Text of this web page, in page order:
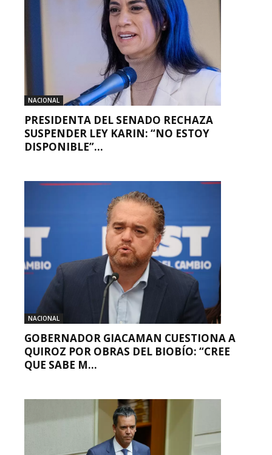
NACIONAL
PRESIDENTA DEL SENADO RECHAZA
SUSPENDER LEY KARIN: “NO ESTOY
DISPONIBLE”...
NACIONAL
GOBERNADOR GIACAMAN CUESTIONA A
QUIROZ POR OBRAS DEL BIOBÍO: “CREE
QUE SABE M...